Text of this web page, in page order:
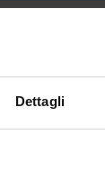
Dettagli